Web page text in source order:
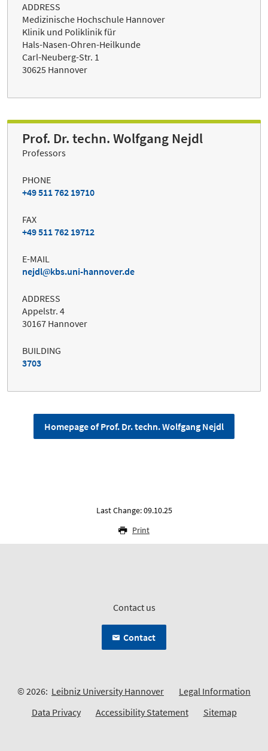
ADDRESS
Medizinische Hochschule Hannover
Klinik und Poliklinik für
Hals-Nasen-Ohren-Heilkunde
Carl-Neuberg-Str. 1
30625 Hannover
Prof. Dr. techn. Wolfgang Nejdl
Professors
PHONE
+49 511 762 19710
FAX
+49 511 762 19712
E-MAIL
nejdl
kbs.uni-hannover.de
ADDRESS
Appelstr. 4
30167 Hannover
BUILDING
3703
Homepage of Prof. Dr. techn. Wolfgang Nejdl
Last Change: 09.10.25
Print
Contact us
Contact
© 2026: Leibniz University Hannover
Legal Information
Data Privacy
Accessibility Statement Sitemap